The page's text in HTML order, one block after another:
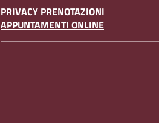
PRIVACY PRENOTAZIONI
APPUNTAMENTI ONLINE